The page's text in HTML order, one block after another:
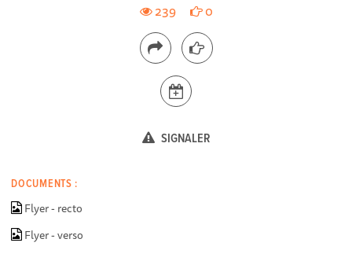
239 0
SIGNALER
DOCUMENTS :
Flyer - recto
Flyer - verso